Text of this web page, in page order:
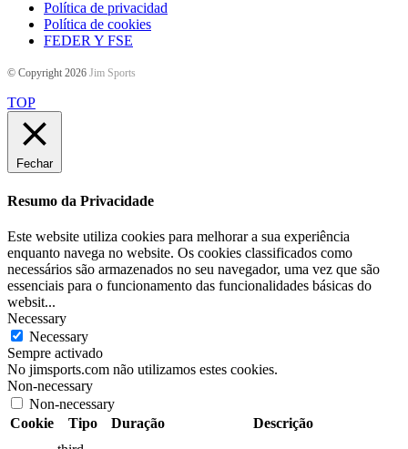
Política de privacidad
Política de cookies
FEDER Y FSE
© Copyright 2026 Jim Sports
TOP
Fechar
Resumo da Privacidade
Este website utiliza cookies para melhorar a sua experiência
enquanto navega no website. Os cookies classificados como
necessários são armazenados no seu navegador, uma vez que são
essenciais para o funcionamento das funcionalidades básicas do
websit...
Necessary
Necessary
Sempre activado
No jimsports.com não utilizamos estes cookies.
Non-necessary
Non-necessary
Cookie
Tipo Duração
Descrição